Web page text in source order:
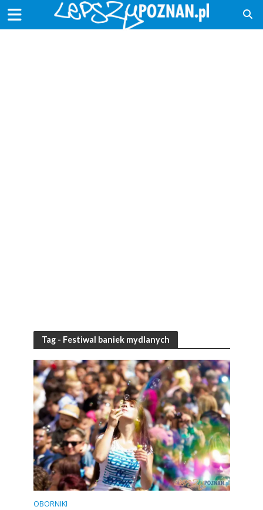
Tag - Festiwal baniek mydlanych
OBORNIKI